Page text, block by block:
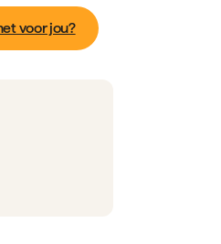
voor jou?